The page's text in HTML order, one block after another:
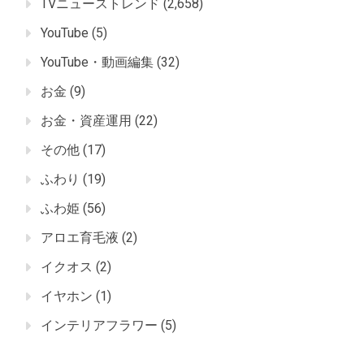
TVニューストレンド (2,658)
YouTube (5)
YouTube・動画編集 (32)
お金 (9)
お金・資産運用 (22)
その他 (17)
ふわり (19)
ふわ姫 (56)
アロエ育毛液 (2)
イクオス (2)
イヤホン (1)
インテリアフラワー (5)